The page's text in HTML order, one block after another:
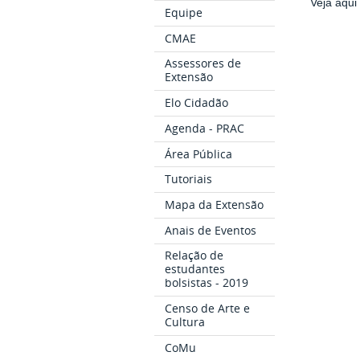
Equipe
CMAE
Assessores de
Extensão
Elo Cidadão
Agenda - PRAC
Área Pública
Tutoriais
Mapa da Extensão
Anais de Eventos
Relação de
estudantes
bolsistas - 2019
Censo de Arte e
Cultura
CoMu
Veja aqui